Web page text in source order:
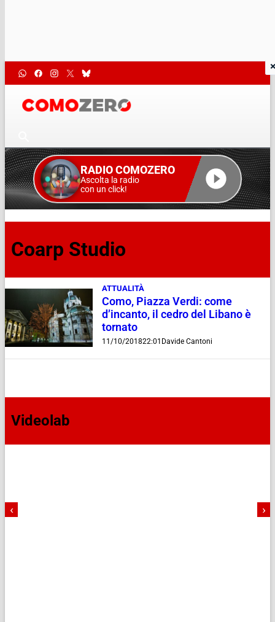
RADIO COMOZERO
Ascolta la radio
con un click!
Coarp Studio
ATTUALITÀ
Como, Piazza Verdi: come
d’incanto, il cedro del Libano è
tornato
11/10/201822:01 Davide Cantoni
Videolab
‹ ›